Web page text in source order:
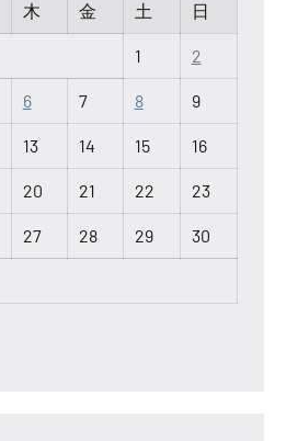
木 金 土 日
1 2
6 7 8 9
13 14 15 16
20 21 22 23
27 28 29 30